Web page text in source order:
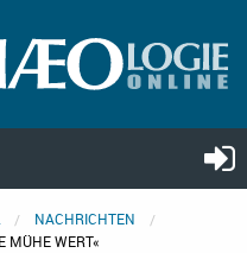
NACHRICHTEN
MÜHE WERT«